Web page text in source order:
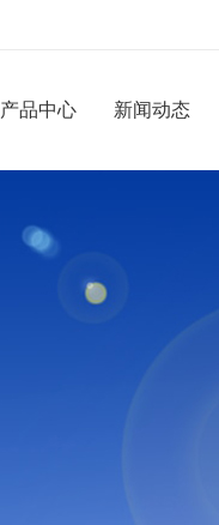
产品中心 新闻动态